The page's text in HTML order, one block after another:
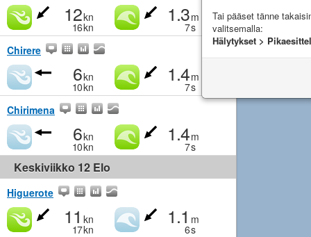
12kn
16kn
1.3m
7s
Chirere
6kn
10kn
1.4m
7s
Chirimena
6kn
10kn
1.4m
7s
Keskiviikko 12 Elo
Higuerote
11 kn
17kn
1.1 m
6s
Tai pääset tänne
valitsemalla:
Hälytykset >